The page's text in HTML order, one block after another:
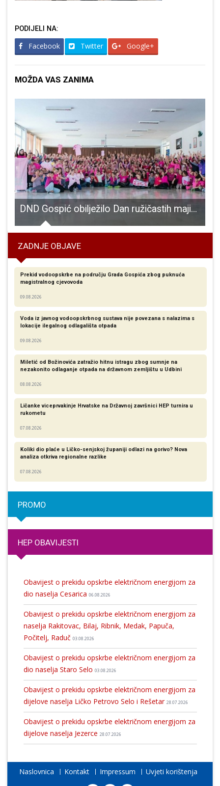
PODIJELI NA:
Facebook Twitter Google+
MOŽDA VAS ZANIMA
DND Gospić obilježilo Dan ružičastih majica
ZADNJE OBJAVE
Prekid vodoopskrbe na području Grada Gospića zbog puknuća
magistralnog cjevovoda
09.08.2026
Voda iz javnog vodoopskrbnog sustava nije povezana s nalazima s
lokacije ilegalnog odlagališta otpada
09.08.2026
Miletić od Božinovića zatražio hitnu istragu zbog sumnje na
nezakonito odlaganje otpada na državnom zemljištu u Udbini
08.08.2026
Ličanke viceprvakinje Hrvatske na Državnoj završnici HEP turnira u
rukometu
07.08.2026
Koliki dio plaće u Ličko-senjskoj županiji odlazi na gorivo? Nova
analiza otkriva regionalne razlike​
07.08.2026
PROMO
HEP OBAVIJESTI
Obavijest o prekidu opskrbe električnom energijom za
dio naselja Cesarica 06.08.2026
Obavijest o prekidu opskrbe električnom energijom za
naselja Rakitovac, Bilaj, Ribnik, Medak, Papuča,
Počitelj, Raduč 03.08.2026
Obavijest o prekidu opskrbe električnom energijom za
dio naselja Staro Selo 03.08.2026
Obavijest o prekidu opskrbe električnom energijom za
dijelove naselja Ličko Petrovo Selo i Rešetar 28.07.2026
Obavijest o prekidu opskrbe električnom energijom za
dijelove naselja Jezerce 28.07.2026
Naslovnica Kontakt Impressum Uvjeti korištenja